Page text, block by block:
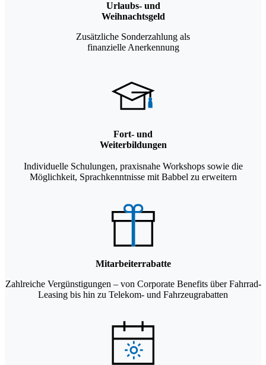
Urlaubs- und
Weihnachtsgeld
Zusätzliche Sonderzahlung als
finanzielle Anerkennung
Fort- und
Weiterbildungen
Individuelle Schulungen, praxisnahe Workshops sowie die
Möglichkeit, Sprachkenntnisse mit Babbel zu erweitern
Mitarbeiterrabatte
Zahlreiche Vergünstigungen – von Corporate Benefits über Fahrrad-
Leasing bis hin zu Telekom- und Fahrzeugrabatten